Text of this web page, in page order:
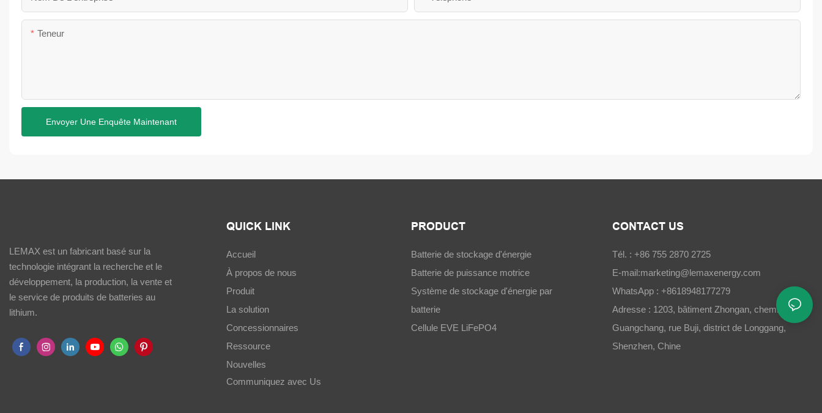
Teneur
Envoyer Une Enquête Maintenant
LEMAX est un fabricant basé sur la
technologie intégrant la recherche et le
développement, la production, la vente et
le service de produits de batteries au
lithium.
QUICK LINK
Accueil
À propos de nous
Produit
La solution
Concessionnaires
Ressource
Nouvelles
Communiquez avec Us
PRODUCT
Batterie de stockage d'énergie
Batterie de puissance motrice
Système de stockage d'énergie par
batterie
Cellule EVE LiFePO4
CONTACT US
Tél. : +86 755 2870 2725
E-mail:marketing@lemaxenergy.com
WhatsApp : +8618948177279
Adresse : 1203, bâtiment Zhongan, chemin
Guangchang, rue Buji, district de Longgang,
Shenzhen, Chine